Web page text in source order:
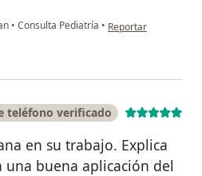
• Consulta Pediatría • en opinión del
Reportar
teléfono verificado
en su trabajo. Explica
buena aplicación del